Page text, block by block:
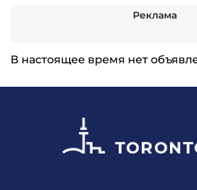
Реклама
В настоящее время нет